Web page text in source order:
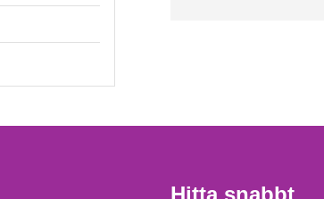
Hitta snabbt